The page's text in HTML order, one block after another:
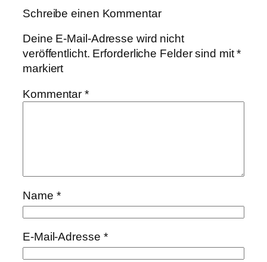
Schreibe einen Kommentar
Deine E-Mail-Adresse wird nicht
veröffentlicht. Erforderliche Felder sind mit*
markiert
Kommentar*
Name *
E-Mail-Adresse *